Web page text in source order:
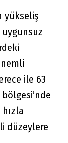
yükseliş
ile 63
düzeylere